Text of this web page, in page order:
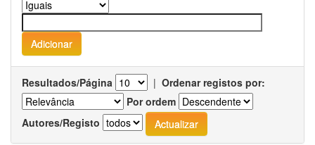
Resultados/Página | Ordenar registos por:
Por ordem
Autores/Registo